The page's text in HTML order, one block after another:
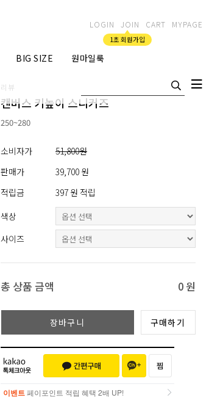
LOGIN JOIN
1초 회원가입
CART MYPAGE
BIG SIZE 원마일룩
리뷰
캔버스 키높이 스니커즈
250~280
소비자가
51,800원
판매가
39,700 원
적립금
397 원 적립
색상
사이즈
총 상품 금액 0 원
장바구니 구매하기
이벤트페이포인트 적립 혜택 2배 UP!